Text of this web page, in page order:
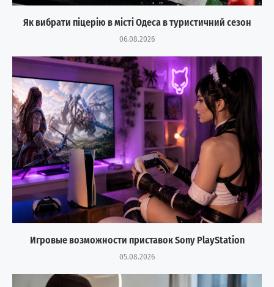
Як вибрати піцерію в місті Одеса в туристичний сезон
06.08.2026
Игровые возможности приставок Sony PlayStation
05.08.2026